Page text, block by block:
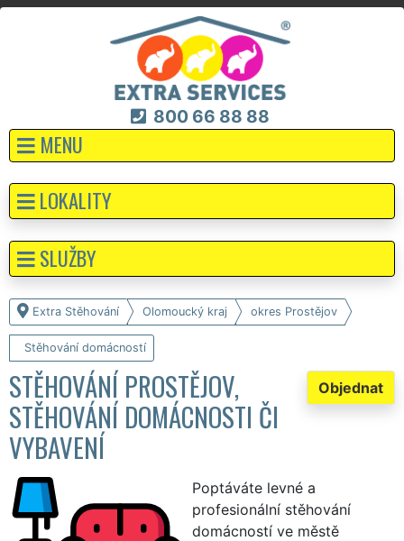
800 66 88 88
MENU
Extra Stěhování Olomoucký kraj okres Prostějov
Stěhování domácností
Objednat
STĚHOVÁNÍ PROSTĚJOV,
STĚHOVÁNÍ DOMÁCNOSTI ČI
VYBAVENÍ
Poptáváte levné a
profesionální stěhování
domácností ve městě
LOKALITY
SLUŽBY